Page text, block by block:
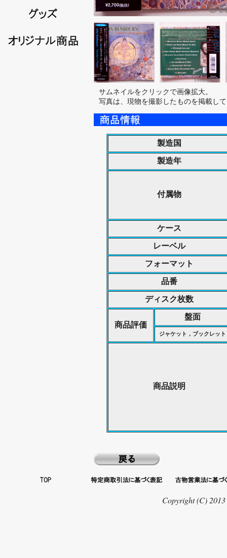
サムネイルをクリックで画像拡大。
写真は、現物を撮影したものを掲載し
製造国
製造年
付属物
ケース
レーベル
フォーマット
品番
ディスク枚数
商品評価
盤面
ジャケット，ブックレット
商品説明
Copyright (C)